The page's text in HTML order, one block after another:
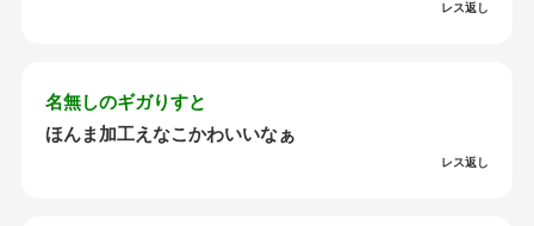
レス返し
名無しのギガりすと
ほんま加工えなこかわいいなぁ
レス返し